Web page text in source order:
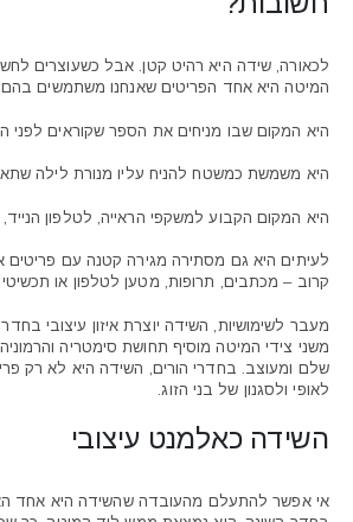
לכאורה, שידה היא רהיט קטן. אבל כשעוצרים
המיטה היא אחד הפריטים שאנחנו משתמשים בהם
היא המקום שבו מניחים את הספר שקוראים לפני
היא משמשת כמשטח להניח עליו מנורת לילה
היא המקום הקבוע למשקפי הראייה, לטלפון הנייד,
לעיתים היא גם מסתירה מגירה קטנה עם פריטים
קרוב – מכתבים, תרופות, מטען לטלפון או
מעבר לשימושיות, השידה יוצרת איזון עיצובי
משני צידי המיטה מוסיף תחושת סימטריה
שלם ומעוצב. בחדרי הורים, השידה היא לא רק
לאופי ולסגנון של בני הזוג.
השידה כאלמנט עיצובי
אי אפשר להתעלם מהעובדה שהשידה היא אחד